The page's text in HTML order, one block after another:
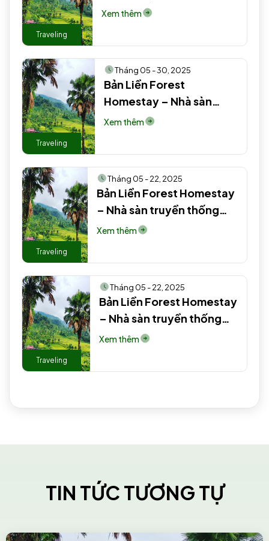
Traveling
truyền thống người Tày
Xem thêm
Traveling
Tháng 05 - 30, 2025
Bản Liền Forest
Homestay – Nhà sàn
truyền thống người Tày
Xem thêm
Traveling
Tháng 05 - 22, 2025
Bản Liền Forest Homestay
– Nhà sàn truyền thống
người Tày #2 #2 #2 #2
Xem thêm
Traveling
Tháng 05 - 22, 2025
Bản Liền Forest Homestay
– Nhà sàn truyền thống
người Tày #3 #2 #2
Xem thêm
TIN TỨC TƯƠNG TỰ